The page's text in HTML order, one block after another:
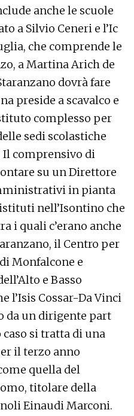
anche le scuole
a Silvio Ceneri e l’Ic
che comprende le
a Martina Arich de
dovrà fare
preside a scavalco e
complesso per
sedi scolastiche
Il comprensivo di
su un Direttore
in pianta
nell’Isontino che
i quali c’erano anche
il Centro per
Monfalcone e
e Basso
l’Isis Cossar-Da Vinci
da un dirigente part
si tratta di una
il terzo anno
quella del
titolare della
Einaudi Marconi.